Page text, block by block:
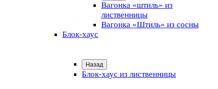
Вагонка «штиль» из
лиственницы
Вагонка «Штиль» из сосны
Блок-хаус
Назад
Блок-хаус из лиственницы